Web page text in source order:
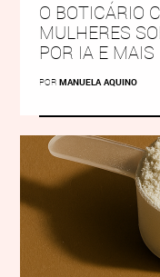
O BOTICÁRIO
MULHERES
POR IA E MAIS
POR MANUELA AQUINO